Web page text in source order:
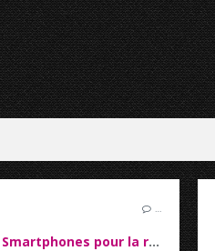
…
Les meilleurs Smartphones pour la rentrée 2022